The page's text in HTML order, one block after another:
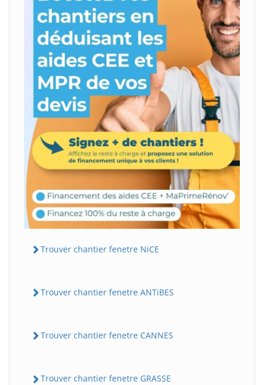
Trouver chantier fenetre NiCE
Trouver chantier fenetre ANTiBES
Trouver chantier fenetre CANNES
Trouver chantier fenetre GRASSE